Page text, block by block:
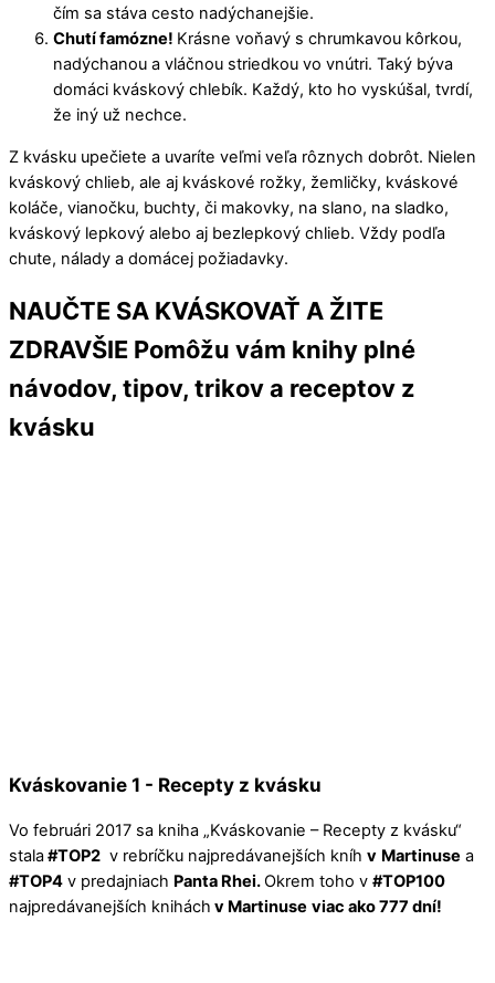
čím sa stáva cesto nadýchanejšie.
Chutí famózne! Krásne voňavý s chrumkavou kôrkou,
nadýchanou a vláčnou striedkou vo vnútri. Taký býva
domáci kváskový chlebík. Každý, kto ho vyskúšal, tvrdí,
že iný už nechce.
Z kvásku upečiete a uvaríte veľmi veľa rôznych dobrôt. Nielen
kváskový chlieb, ale aj kváskové rožky, žemličky, kváskové
koláče, vianočku, buchty, či makovky, na slano, na sladko,
kváskový lepkový alebo aj bezlepkový chlieb. Vždy podľa
chute, nálady a domácej požiadavky.
NAUČTE SA KVÁSKOVAŤ A ŽITE
ZDRAVŠIE Pomôžu vám knihy plné
návodov, tipov, trikov a receptov z
kvásku
Kváskovanie 1 - Recepty z kvásku
Vo februári 2017 sa kniha „Kváskovanie – Recepty z kvásku“
stala#TOP2 v rebríčku najpredávanejších kníh v Martinuse a
#TOP4 v predajniach Panta Rhei.Okrem toho v #TOP100
najpredávanejších knihách v Martinuse viac ako 777 dní!